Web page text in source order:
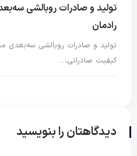
تولید و صادرات روبالشی
رادمان
تولید و صادرات روبالشی سه‌بعدی
کیفیت صادراتی،…
دیدگاهتان را بنویسید